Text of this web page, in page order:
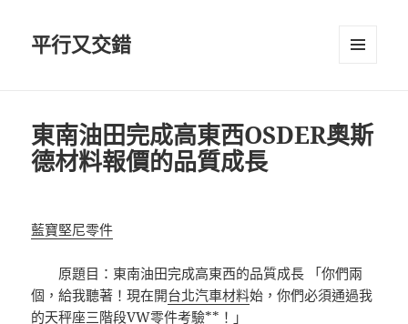
平行又交錯
東南油田完成高東西OSDER奧斯
德材料報價的品質成長
藍寶堅尼零件
原題目：東南油田完成高東西的品質成長 「你們兩
個，給我聽著！現在開台北汽車材料始，你們必須通過我
的天秤座三階段VW零件考驗**！」